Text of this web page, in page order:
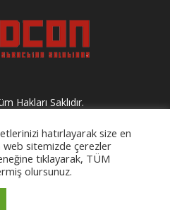
Hakları Saklıdır.
hatırlayarak size en
web sitemizde çerezler
tıklayarak, TÜM
olursunuz.